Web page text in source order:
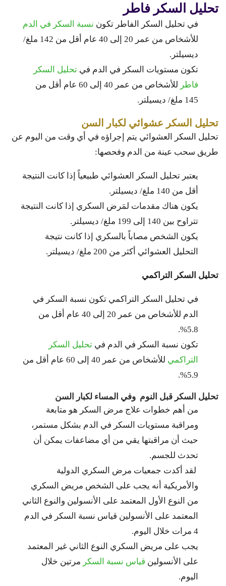
تحليل السكر فاطر
في تحليل السكر الفاطر تكون نسبة السكر في الدم
للأشخاص من عمر 20 إلى 40 عام أقل من 142 ملغ/
ديسيلتر.
تكون مستويات السكر في الدم في تحليل السكر
فاطر
للأشخاص من عمر 40 إلى 60 عام أقل من
145 ملغ/ ديسيلتر.
تحليل السكر عشوائي لكبار السن
تحليل السكر العشوائي يتم إجراؤه في أي وقت من اليوم عن
طريق سحب عينة من الدم وفحصها:
يعتبر تحليل السكر العشوائي طبيعياً إذا كانت النتيجة
أقل من 140 ملغ/ ديسيلتر.
يكون هناك مقدمات لمَرض السكري إذا كانت النتيجة
تتراوح بين 140 إلى 199 ملغ/ ديسيلتر.
يكون الشخص مصاباً بالسكري إذا كانت نتيجة
التحليل العشوائي أكثر من 200 ملغ/ ديسيلتر.
تحليل السكر التراكمي
في تحليل السكر التراكمي تكون نسبة السكر في
الدم للأشخاص من عمر 20 إلى 40 عام أقل من
5.8%.
تكون نسبة السكر في الدم في تحليل السكر
التراكمي
للأشخاص من عمر 40 إلى 60 عام أقل من
5.9%.
تحليل السكر قبل النوم وفي المساء لكبار السن
من أهم خطوات علاج مرض السكر هو متابعة
ومراقبة مستويات السكر في الدم بشكل مستمر،
حيث أن مراقبتها يقي من أي مضاعفات يمكن أن
تحدث للجسم.
لقد أكدت جمعيات مرض السكري الدولية
والأمريكية أنه يجب على الشخص مريض السكري
من النوع الأول المعتمد على الأنسولين والنوع الثاني
المعتمد على الأنسولين قياس نسبة السكر في الدم
4 مرات خلال اليوم.
يجب على مريض السكري النوع الثاني غير المعتمد
على الأنسولين قياس نسبة السكر مرتين خلال
اليوم.